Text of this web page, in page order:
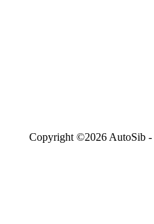
Copyright ©2026 AutoSib -